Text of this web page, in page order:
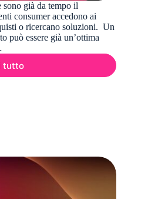
già da tempo il
consumer accedono ai
o ricercano soluzioni. Un
può essere già un’ottima
tutto
App